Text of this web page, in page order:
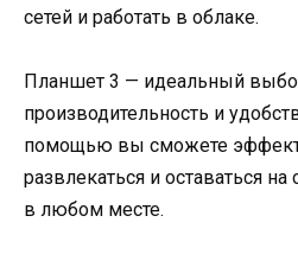
сетей и работать в облаке.
Планшет 3 — идеальный
производительность и
помощью вы сможете
развлекаться и оставаться
в любом месте.